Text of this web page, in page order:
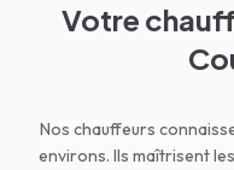
Votre
Nos chauffeurs
environs. Ils maîtrisent